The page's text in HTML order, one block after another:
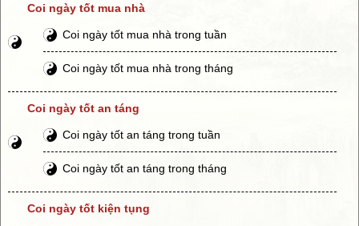
Coi ngày tốt mua nhà
Coi ngày tốt mua nhà trong tuần
Coi ngày tốt mua nhà trong tháng
Coi ngày tốt an táng
Coi ngày tốt an táng trong tuần
Coi ngày tốt an táng trong tháng
Coi ngày tốt kiện tụng